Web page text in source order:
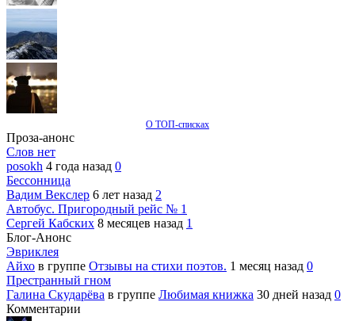
О ТОП-списках
Проза-анонс
Слов нет
posokh 4 года назад 0
Бессонница
Вадим Векслер 6 лет назад 2
Автобус. Пригородный рейс № 1
Сергей Кабских 8 месяцев назад 1
Блог-Анонс
Эвриклея
Айхо в группе Отзывы на стихи поэтов. 1 месяц назад 0
Престранный гном
Галина Скударёва в группе Любимая книжка 30 дней назад 0
Комментарии